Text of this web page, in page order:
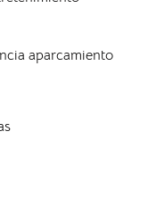
aparcamiento